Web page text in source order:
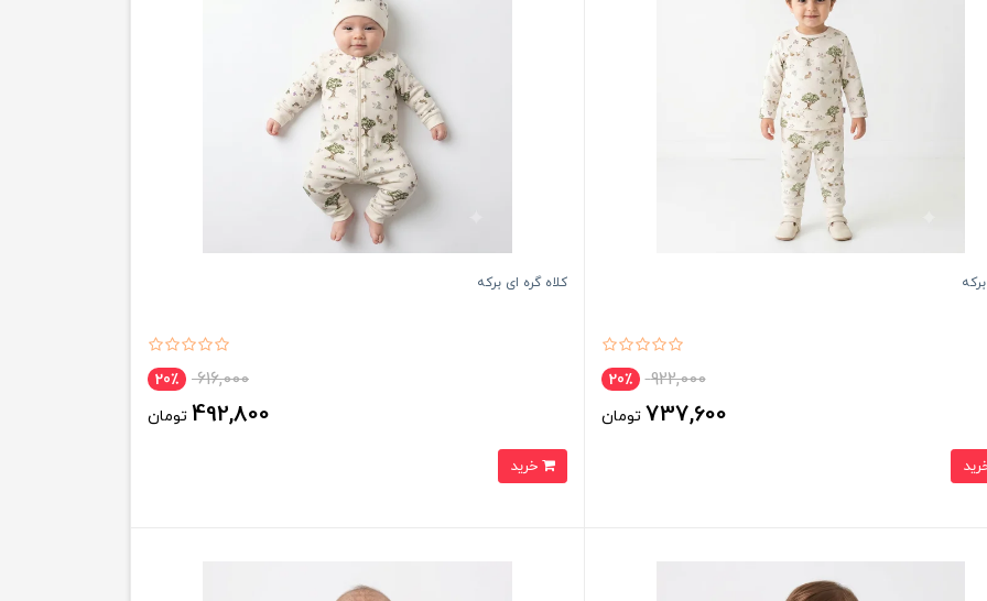
922,000 20٪
737,600 تومان
کلاه گره ای برکه
616,000 20٪
492,800 تومان
خرید